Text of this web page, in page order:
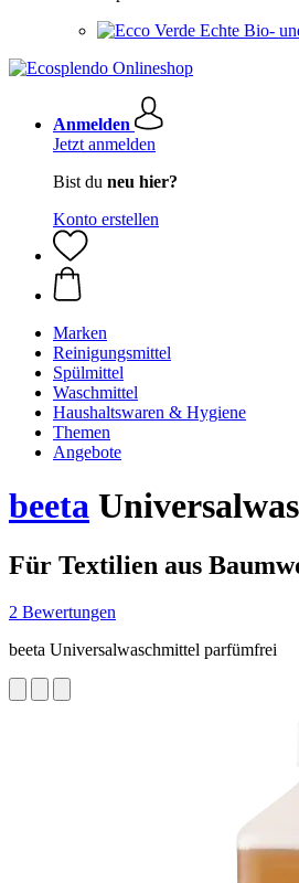
Echte Bio-
Anmelden
Jetzt anmelden
Bist du neu hier?
Konto erstellen
Marken
Reinigungsmittel
Spülmittel
Waschmittel
Haushaltswaren & Hygiene
Themen
Angebote
beeta
Für Textilien aus
2 Bewertungen
beeta Universalwaschmittel parfümfrei